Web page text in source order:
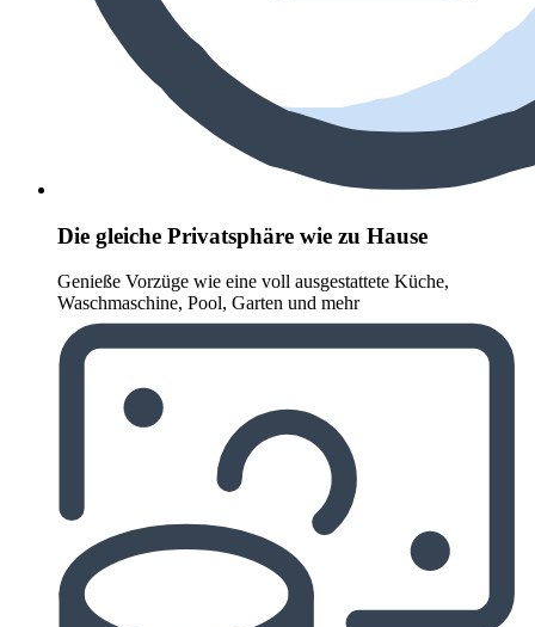
Die gleiche Privatsphäre wie zu Hause
Genieße Vorzüge wie eine voll ausgestattete Küche,
Waschmaschine, Pool, Garten und mehr